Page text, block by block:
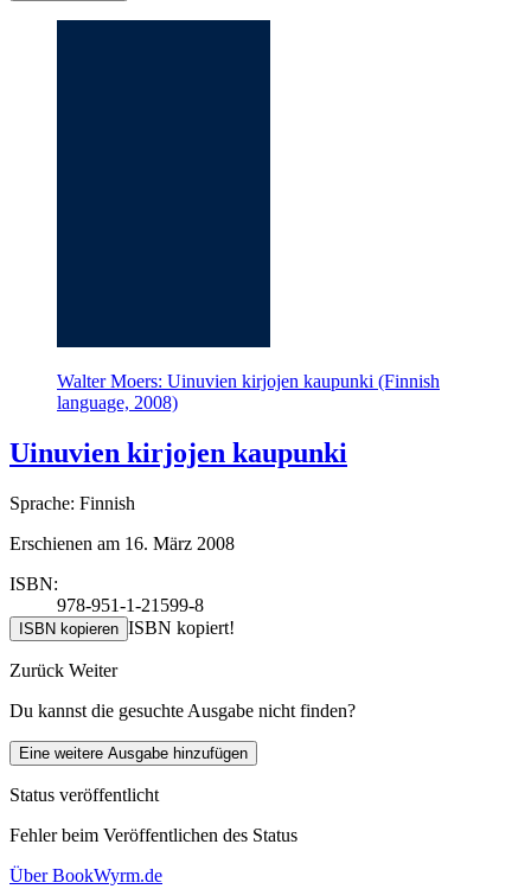
Walter Moers: Uinuvien kirjojen kaupunki (Finnish
language, 2008)
Uinuvien kirjojen kaupunki
Sprache: Finnish
Erschienen am 16. März 2008
ISBN:
978-951-1-21599-8
ISBN kopieren ISBN kopiert!
Zurück Weiter
Du kannst die gesuchte Ausgabe nicht finden?
Eine weitere Ausgabe hinzufügen
Status veröffentlicht
Fehler beim Veröffentlichen des Status
Über BookWyrm.de